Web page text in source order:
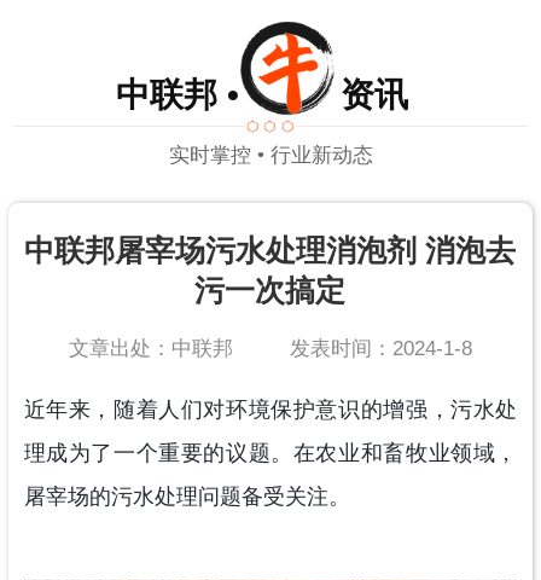
中联邦 • 资讯
实时掌控 • 行业新动态
中联邦屠宰场污水处理消泡剂 消泡去
污一次搞定
文章出处：中联邦 发表时间：2024-1-8
近年来，随着人们对环境保护意识的增强，污水处
理成为了一个重要的议题。在农业和畜牧业领域，
屠宰场的污水处理问题备受关注。